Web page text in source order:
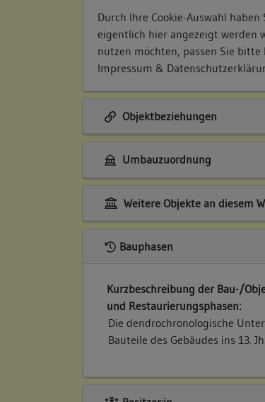
Durch Ihre Cookie-Auswahl
eigentlich hier angezeigt werden
nutzen möchten, passen Sie
Impressum &
Objektbeziehungen
Umbauzuordnung
Weitere Objekte an diesem
Bauphasen
Kurzbeschreibung der Bau-/
und Restaurierungsphasen:
Die dendrochronologische
Bauteile des Gebäudes ins 13.